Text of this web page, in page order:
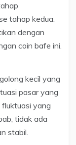
tahap kedua.
dengan
coin bafe ini.
kecil yang
pasar yang
yang
tidak ada
stabil.